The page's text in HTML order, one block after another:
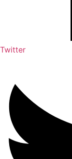
Twitter